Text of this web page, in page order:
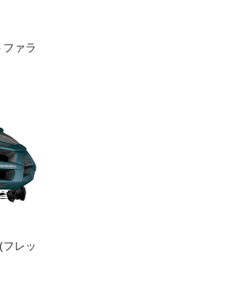
ァラ
レッ